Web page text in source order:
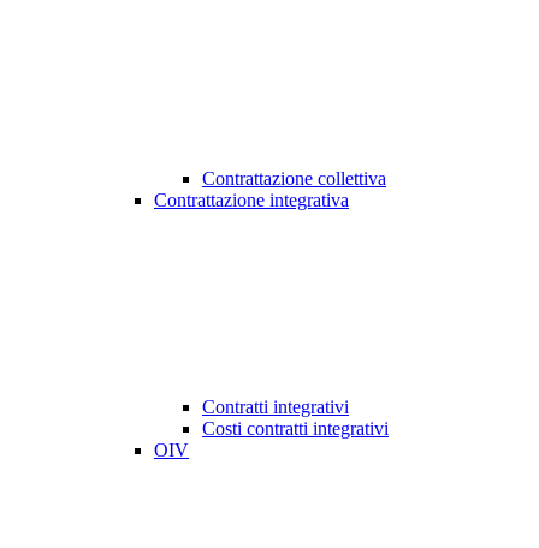
Contrattazione collettiva
Contrattazione integrativa
Contratti integrativi
Costi contratti integrativi
OIV